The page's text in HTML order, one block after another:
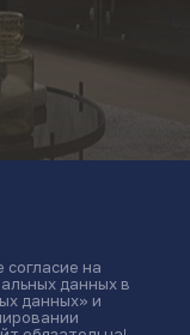
на
данных в
данных» и